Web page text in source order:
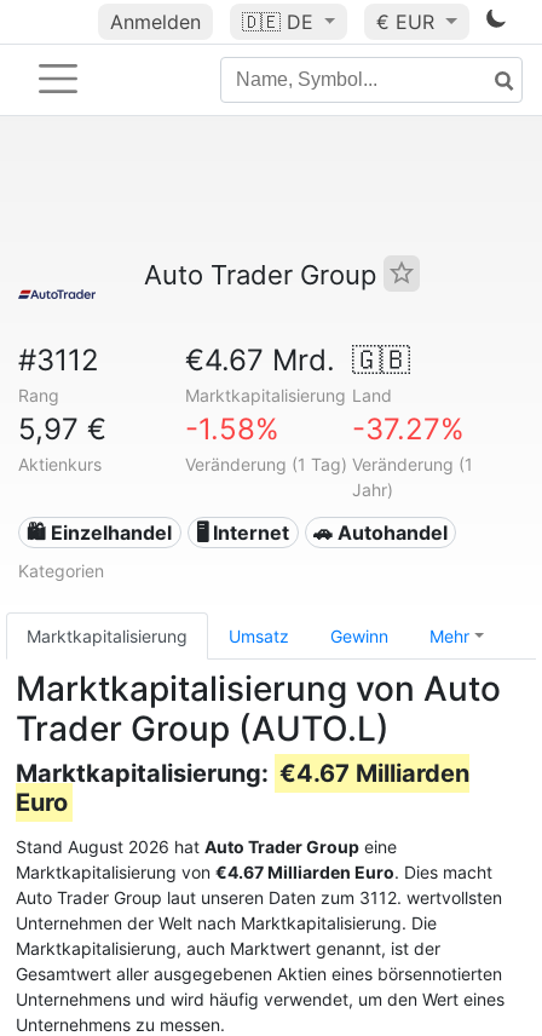
Anmelden 🇩🇪 DE € EUR
Auto Trader Group
#3112
Rang
€4.67 Mrd.
Marktkapitalisierung
🇬🇧
Land
5,97 €
Aktienkurs
-1.58%
Veränderung (1 Tag)
-37.27%
Veränderung (1
Jahr)
🛍️ Einzelhandel 🖥️ Internet 🚗 Autohandel
Kategorien
Marktkapitalisierung Umsatz Gewinn Mehr
Marktkapitalisierung von Auto
Trader Group (AUTO.L)
Marktkapitalisierung: €4.67 Milliarden
Euro
Stand August 2026 hat Auto Trader Group eine
Marktkapitalisierung von €4.67 Milliarden Euro. Dies macht
Auto Trader Group laut unseren Daten zum 3112. wertvollsten
Unternehmen der Welt nach Marktkapitalisierung. Die
Marktkapitalisierung, auch Marktwert genannt, ist der
Gesamtwert aller ausgegebenen Aktien eines börsennotierten
Unternehmens und wird häufig verwendet, um den Wert eines
Unternehmens zu messen.